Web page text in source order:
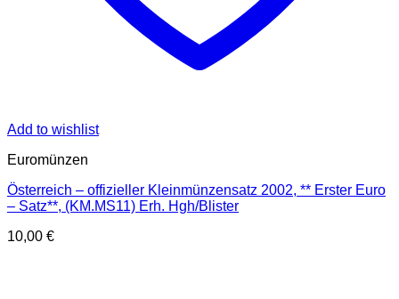
Add to wishlist
Euromünzen
Österreich – offizieller Kleinmünzensatz 2002, ** Erster Euro
– Satz**, (KM.MS11) Erh. Hgh/Blister
10,00 €